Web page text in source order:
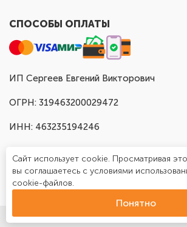
СПОСОБЫ ОПЛАТЫ
ИП Сергеев Евгений Викторович
ОГРН: 319463200029472
ИНН: 463235194246
© Доставка шаров в Москве "Шар
Сайт использует cookie. Просматривая
вы соглашаетесь с условиями
cookie-файлов.
Понятно